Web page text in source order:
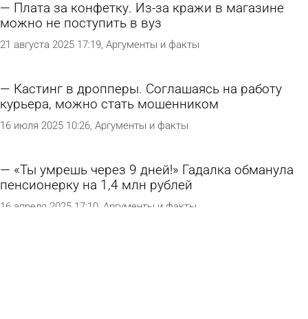
Плата за конфетку. Из-за кражи в магазине
можно не поступить в вуз
21 августа 2025 17:19 Аргументы и факты
Кастинг в дропперы. Соглашаясь на работу
курьера, можно стать мошенником
16 июля 2025 10:26 Аргументы и факты
«Ты умрешь через 9 дней!» Гадалка обманула
пенсионерку на 1,4 млн рублей
16 апреля 2025 17:10 Аргументы и факты